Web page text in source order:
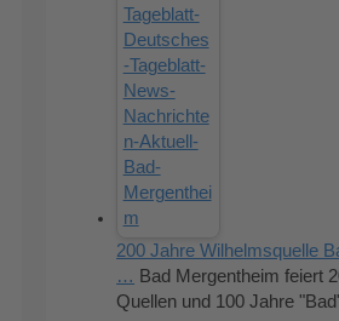
200 Jahre Wilhelmsquelle
… Bad Mergentheim feiert
Quellen und 100 Jahre